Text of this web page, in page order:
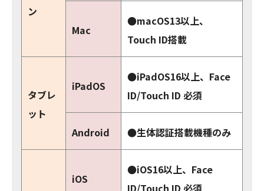
ン
Mac
●macOS13以上、
Touch ID搭載
タブレ
ット
iPadOS
●iPadOS16以上、Face
ID/Touch ID 必須
Android ●生体認証搭載機種のみ
iOS
●iOS16以上、Face
ID/Touch ID 必須